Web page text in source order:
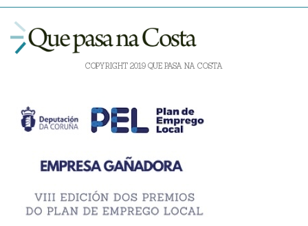
COPYRIGHT 2019 QUE PASA NA COSTA